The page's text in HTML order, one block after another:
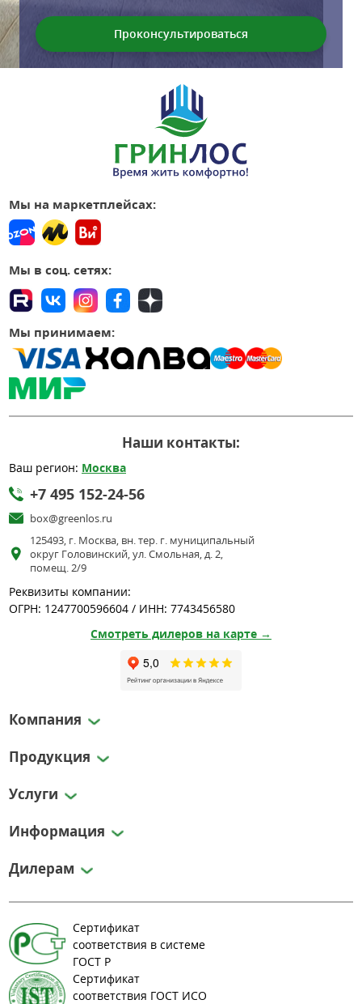
Мы на маркетплейсах:
Мы в соц. сетях:
Мы принимаем:
Наши контакты:
Ваш регион: Москва
+7 495 152-24-56
box@greenlos.ru
125493, г. Москва, вн. тер. г. муниципальный
округ Головинский, ул. Смольная, д. 2,
помещ. 2/9
Реквизиты компании:
ОГРН: 1247700596604 / ИНН: 7743456580
Смотреть дилеров на карте →
Компания
Продукция
Услуги
Информация
Дилерам
Сертификат
соответствия в системе
ГОСТ Р
Сертификат
соответствия ГОСТ ИСО